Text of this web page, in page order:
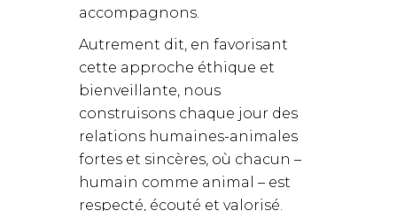
accompagnons.
Autrement dit, en favorisant
cette approche éthique et
bienveillante, nous
construisons chaque jour des
relations humaines-animales
fortes et sincères, où chacun –
humain comme animal – est
respecté, écouté et valorisé.